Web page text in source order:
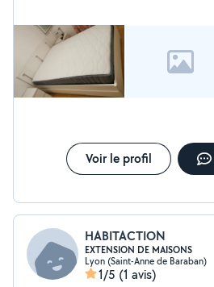
Voir le profil
HABITACTION
EXTENSION DE MAISONS
Lyon (Saint-Anne de Baraban)
1/5 (1 avis)